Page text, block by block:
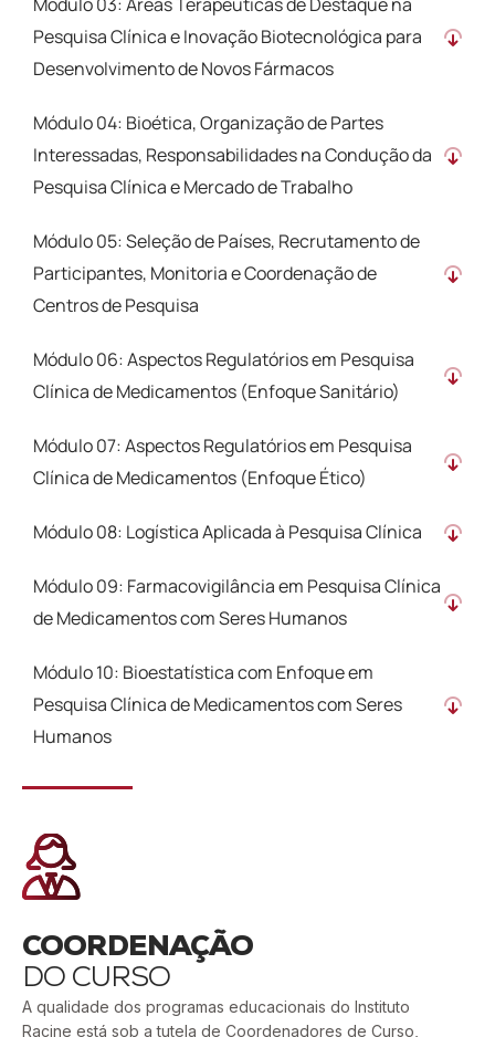
Pesquisa Clínica e Inovação Biotecnológica para
Desenvolvimento de Novos Fármacos
Módulo 04: Bioética, Organização de Partes
Interessadas, Responsabilidades na Condução da
Pesquisa Clínica e Mercado de Trabalho
Módulo 05: Seleção de Países, Recrutamento de
Participantes, Monitoria e Coordenação de
Centros de Pesquisa
Módulo 06: Aspectos Regulatórios em Pesquisa
Clínica de Medicamentos (Enfoque Sanitário)
Módulo 07: Aspectos Regulatórios em Pesquisa
Clínica de Medicamentos (Enfoque Ético)
Módulo 08: Logística Aplicada à Pesquisa Clínica
Módulo 09: Farmacovigilância em Pesquisa Clínica
de Medicamentos com Seres Humanos
Módulo 10: Bioestatística com Enfoque em
Pesquisa Clínica de Medicamentos com Seres
Humanos
COORDENAÇÃO
DO CURSO
A qualidade dos programas educacionais do Instituto
Racine está sob a tutela de Coordenadores de Curso,